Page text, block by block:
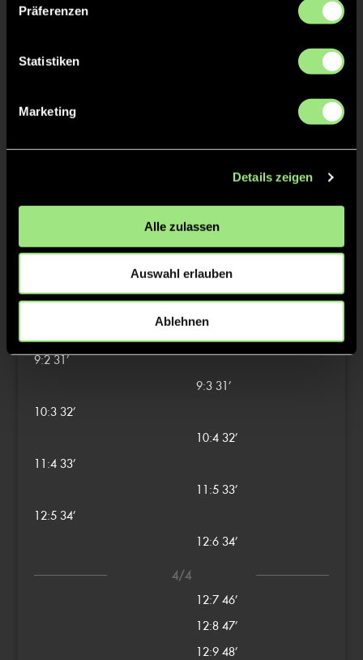
Präferenzen
Statistiken
Marketing
Details zeigen
Alle zulassen
Auswahl erlauben
Ablehnen
4:2 17’
8:2 21’
Malte Thomsen, 30’
9:2 31’
9:3 31’
10:3 32’
10:4 32’
11:4 33’
11:5 33’
12:5 34’
12:6 34’
4/4
12:7 46’
12:8 47’
12:9 48’